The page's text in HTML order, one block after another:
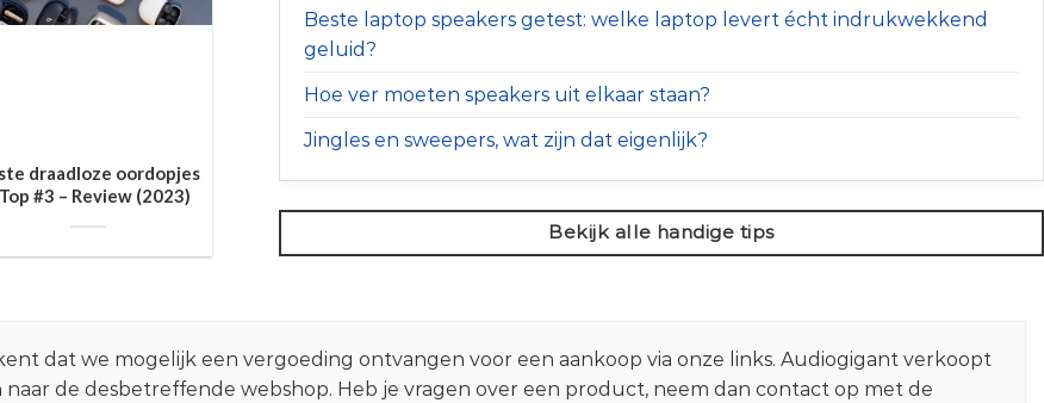
draadloze oordopjes
#3 – Review (2023)
Beste laptop speakers getest: welke laptop levert écht indrukwekkend
geluid?
Hoe ver moeten speakers uit elkaar staan?
Jingles en sweepers, wat zijn dat eigenlijk?
Bekijk alle handige tips
dat we mogelijk een vergoeding ontvangen voor een aankoop via onze links. Audiogigant verkoopt
de desbetreffende webshop. Heb je vragen over een product, neem dan contact op met de